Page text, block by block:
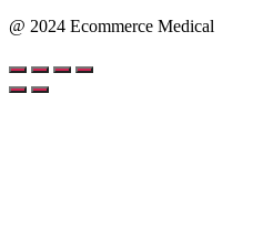
@ 2024 Ecommerce Medical